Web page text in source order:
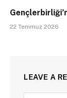
22 Temmuz 2026
LEAVE A